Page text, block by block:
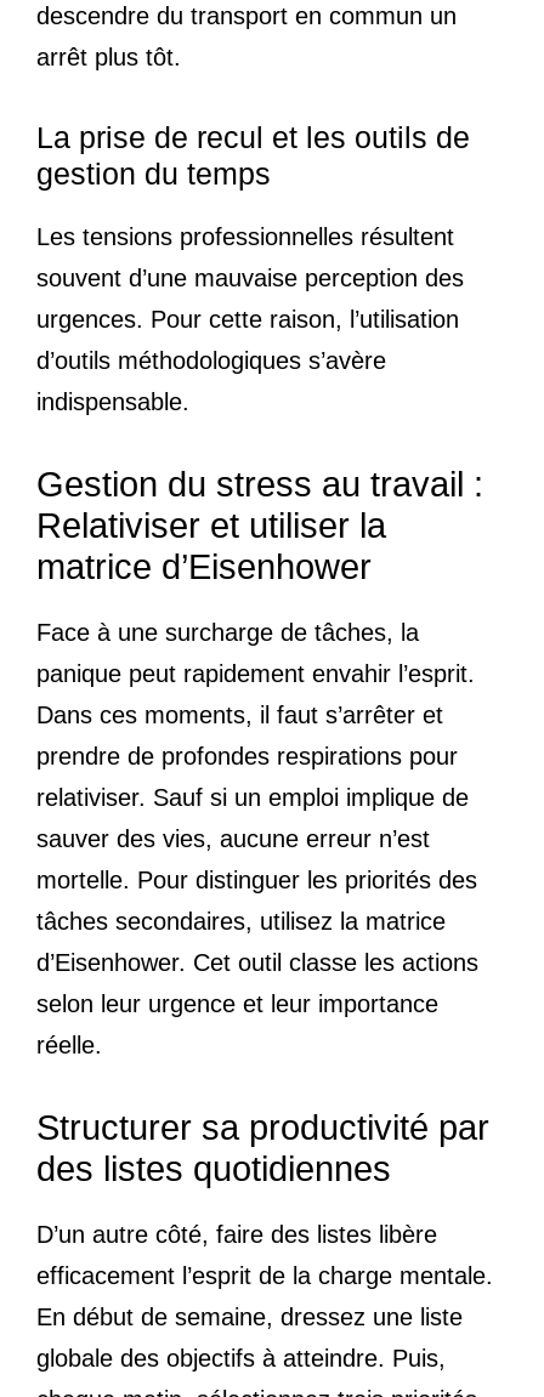
descendre du transport en commun un
arrêt plus tôt.
La prise de recul et les outils de
gestion du temps
Les tensions professionnelles résultent
souvent d’une mauvaise perception des
urgences. Pour cette raison, l’utilisation
d’outils méthodologiques s’avère
indispensable.
Gestion du stress au travail :
Relativiser et utiliser la
matrice d’Eisenhower
Face à une surcharge de tâches, la
panique peut rapidement envahir l’esprit.
Dans ces moments, il faut s’arrêter et
prendre de profondes respirations pour
relativiser. Sauf si un emploi implique de
sauver des vies, aucune erreur n’est
mortelle. Pour distinguer les priorités des
tâches secondaires, utilisez la matrice
d’Eisenhower. Cet outil classe les actions
selon leur urgence et leur importance
réelle.
Structurer sa productivité par
des listes quotidiennes
D’un autre côté, faire des listes libère
efficacement l’esprit de la charge mentale.
En début de semaine, dressez une liste
globale des objectifs à atteindre. Puis,